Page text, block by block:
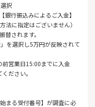
択
行振込みによるご入金】
法に指定はございません）
されます。
を選択し5万円が反映されて
営業日15:00までに入金
ださい。
まる受付番号】が調査に必